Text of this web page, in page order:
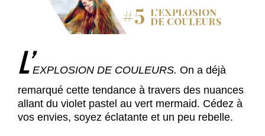
L’EXPLOSION DE COULEURS. On a déjà
remarqué cette tendance à travers des nuances
allant du violet pastel au vert mermaid. Cédez à
vos envies, soyez éclatante et un peu rebelle.